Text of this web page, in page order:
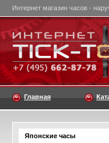
Интернет магазин часов -
Главная
Японские часы